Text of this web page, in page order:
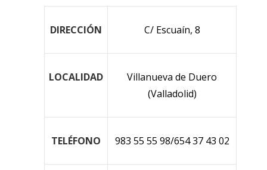
DIRECCIÓN C/ Escuaín, 8
LOCALIDAD
Villanueva de Duero
(Valladolid)
TELÉFONO 983 55 55 98/654 37 43 02